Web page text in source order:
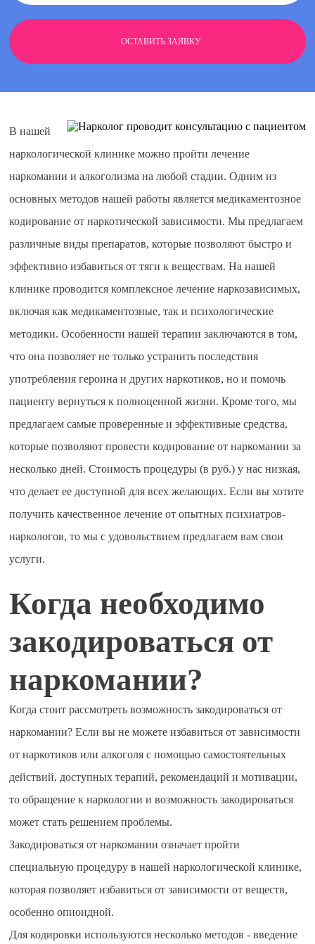
ОСТАВИТЬ ЗАЯВКУ
В нашей
наркологической клинике можно пройти лечение
наркомании и алкоголизма на любой стадии. Одним из
основных методов нашей работы является медикаментозное
кодирование от наркотической зависимости. Мы предлагаем
различные виды препаратов, которые позволяют быстро и
эффективно избавиться от тяги к веществам. На нашей
клинике проводится комплексное лечение наркозависимых,
включая как медикаментозные, так и психологические
методики. Особенности нашей терапии заключаются в том,
что она позволяет не только устранить последствия
употребления героина и других наркотиков, но и помочь
пациенту вернуться к полноценной жизни. Кроме того, мы
предлагаем самые проверенные и эффективные средства,
которые позволяют провести кодирование от наркомании за
несколько дней. Стоимость процедуры (в руб.) у нас низкая,
что делает ее доступной для всех желающих. Если вы хотите
получить качественное лечение от опытных психиатров-
наркологов, то мы с удовольствием предлагаем вам свои
услуги.
Когда необходимо
закодироваться от
наркомании?
Когда стоит рассмотреть возможность закодироваться от
наркомании? Если вы не можете избавиться от зависимости
от наркотиков или алкоголя с помощью самостоятельных
действий, доступных терапий, рекомендаций и мотивации,
то обращение к наркологии и возможность закодироваться
может стать решением проблемы.
Закодироваться от наркомании означает пройти
специальную процедуру в нашей наркологической клинике,
которая позволяет избавиться от зависимости от веществ,
особенно опиоидной.
Для кодировки используются несколько методов - введение